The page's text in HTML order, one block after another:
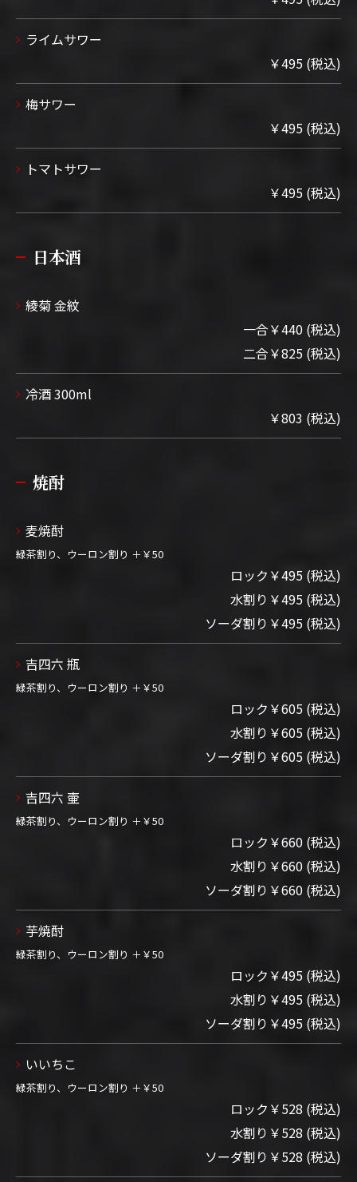
ライムサワー
￥495 (税込)
梅サワー
￥495 (税込)
トマトサワー
￥495 (税込)
日本酒
綾菊 金紋
一合￥440 (税込)
二合￥825 (税込)
冷酒 300ml
￥803 (税込)
焼酎
麦焼酎
緑茶割り、ウーロン割り ＋￥50
ロック￥495 (税込)
水割り￥495 (税込)
ソーダ割り￥495 (税込)
吉四六 瓶
緑茶割り、ウーロン割り ＋￥50
ロック￥605 (税込)
水割り￥605 (税込)
ソーダ割り￥605 (税込)
吉四六 壷
緑茶割り、ウーロン割り ＋￥50
ロック￥660 (税込)
水割り￥660 (税込)
ソーダ割り￥660 (税込)
芋焼酎
緑茶割り、ウーロン割り ＋￥50
ロック￥495 (税込)
水割り￥495 (税込)
ソーダ割り￥495 (税込)
いいちこ
緑茶割り、ウーロン割り ＋￥50
ロック￥528 (税込)
水割り￥528 (税込)
ソーダ割り￥528 (税込)